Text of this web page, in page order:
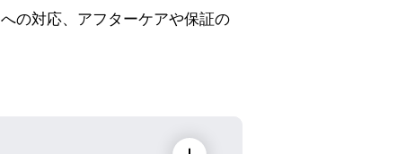
の対応、アフターケアや保証の